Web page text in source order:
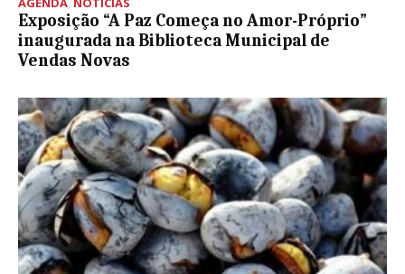
Exposição “A Paz Começa no Amor-Próprio”
inaugurada na Biblioteca Municipal de
Vendas Novas